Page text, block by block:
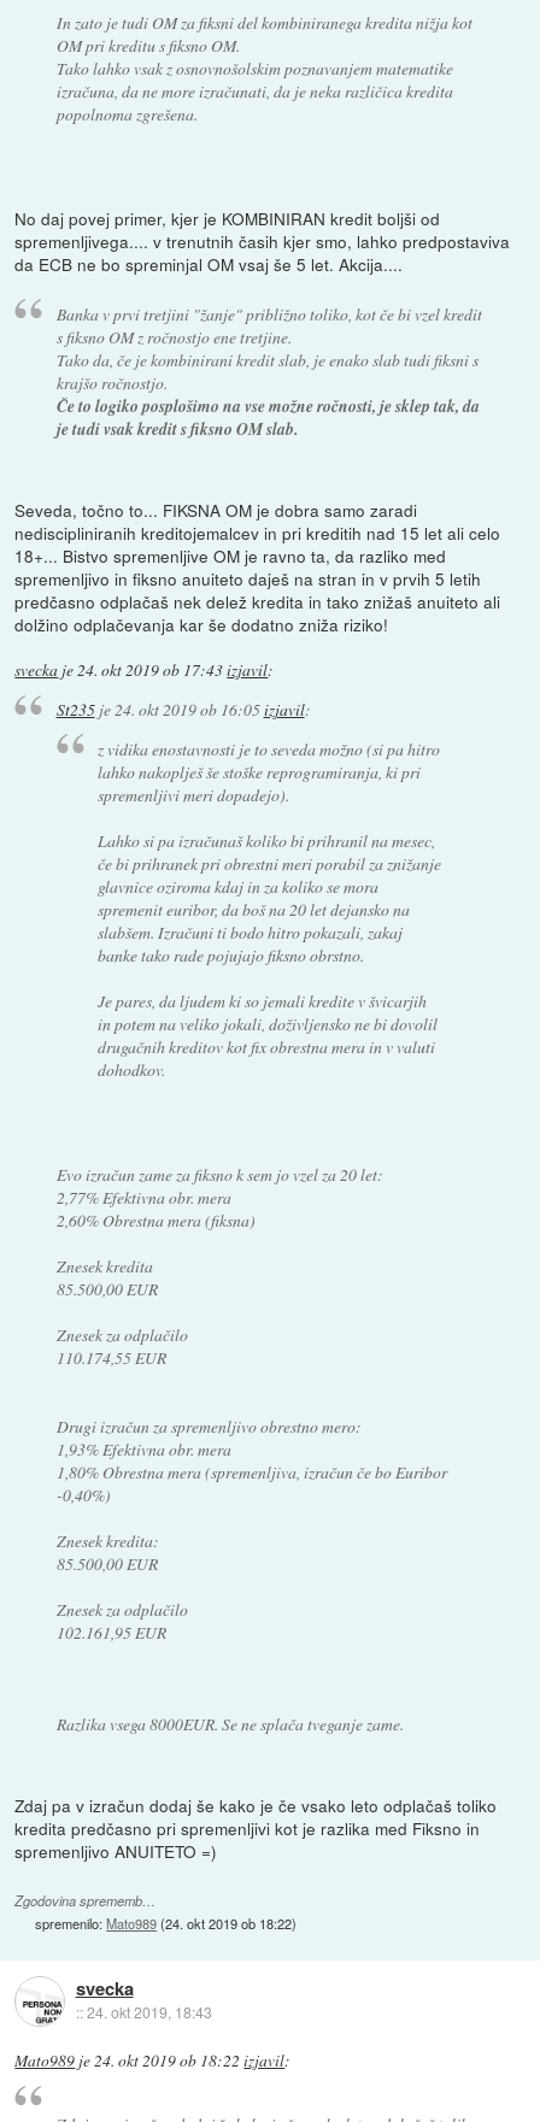
In zato je tudi OM za fiksni del kombiniranega kredita nižja kot
OM pri kreditu s fiksno OM.
Tako lahko vsak z osnovnošolskim poznavanjem matematike
izračuna, da ne more izračunati, da je neka različica kredita
popolnoma zgrešena.
No daj povej primer, kjer je KOMBINIRAN kredit boljši od
spremenljivega.... v trenutnih časih kjer smo, lahko predpostaviva
da ECB ne bo spreminjal OM vsaj še 5 let. Akcija....
Banka v prvi tretjini "žanje" približno toliko, kot če bi vzel kredit
s fiksno OM z ročnostjo ene tretjine.
Tako da, če je kombinirani kredit slab, je enako slab tudi fiksni s
krajšo ročnostjo.
Če to logiko posplošimo na vse možne ročnosti, je sklep tak, da
je tudi vsak kredit s fiksno OM slab.
Seveda, točno to... FIKSNA OM je dobra samo zaradi
nediscipliniranih kreditojemalcev in pri kreditih nad 15 let ali celo
18+... Bistvo spremenljive OM je ravno ta, da razliko med
spremenljivo in fiksno anuiteto daješ na stran in v prvih 5 letih
predčasno odplačaš nek delež kredita in tako znižaš anuiteto ali
dolžino odplačevanja kar še dodatno zniža riziko!
svecka je24. okt 2019 ob 17:43izjavil:
St235je24. okt 2019 ob 16:05izjavil:
z vidika enostavnosti je to seveda možno (si pa hitro
lahko nakoplješ še stoške reprogramiranja, ki pri
spremenljivi meri dopadejo).
Lahko si pa izračunaš koliko bi prihranil na mesec,
če bi prihranek pri obrestni meri porabil za znižanje
glavnice oziroma kdaj in za koliko se mora
spremenit euribor, da boš na 20 let dejansko na
slabšem. Izračuni ti bodo hitro pokazali, zakaj
banke tako rade pojujajo fiksno obrstno.
Je pares, da ljudem ki so jemali kredite v švicarjih
in potem na veliko jokali, doživljensko ne bi dovolil
drugačnih kreditov kot fix obrestna mera in v valuti
dohodkov.
Evo izračun zame za fiksno k sem jo vzel za 20 let:
2,77% Efektivna obr. mera
2,60% Obrestna mera (fiksna)
Znesek kredita
85.500,00 EUR
Znesek za odplačilo
110.174,55 EUR
Drugi izračun za spremenljivo obrestno mero:
1,93% Efektivna obr. mera
1,80% Obrestna mera (spremenljiva, izračun če bo Euribor
-0,40%)
Znesek kredita:
85.500,00 EUR
Znesek za odplačilo
102.161,95 EUR
Razlika vsega 8000EUR. Se ne splača tveganje zame.
Zdaj pa v izračun dodaj še kako je če vsako leto odplačaš toliko
kredita predčasno pri spremenljivi kot je razlika med Fiksno in
spremenljivo ANUITETO =)
Zgodovina sprememb…
spremenilo:Mato989(24. okt 2019 ob 18:22)
svecka
::24. okt 2019, 18:43
Mato989 je24. okt 2019 ob 18:22 izjavil: